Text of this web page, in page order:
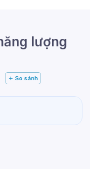
lượng
So sánh